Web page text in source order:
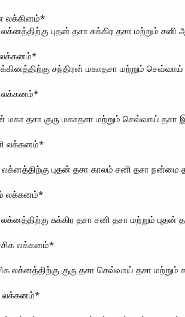
லக்கினம்*
லக்னத்திற்கு புதன் தசா சுக்கிர தசா மற்றும்
சந்திரன் மகாதசா மற்றும்
லக்கனம்*
மகா தசா குரு மகாதசா மற்றும் செவ்வாய்
லக்கனம்*
புதன் தசா காலம் சனி தசா நன்மை
லக்கனம்*
லக்னத்திற்கு சுக்கிர தசா சனி தசா மற்றும்
லக்கனம்*
லக்னத்திற்கு குரு தசா செவ்வாய் தசா
லக்கனம்*